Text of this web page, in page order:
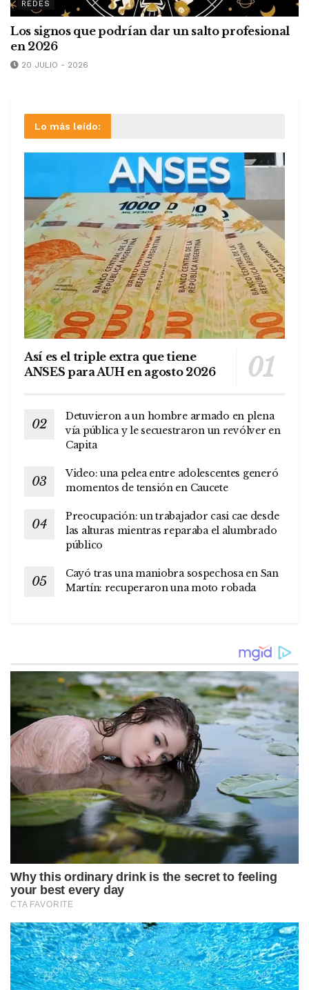
REDES
Los signos que podrían dar un salto profesional
en 2026
20 JULIO - 2026
Lo más leído:
Así es el triple extra que tiene
ANSES para AUH en agosto 2026
Detuvieron a un hombre armado en plena
vía pública y le secuestraron un revólver en
Capita
Video: una pelea entre adolescentes generó
momentos de tensión en Caucete
Preocupación: un trabajador casi cae desde
las alturas mientras reparaba el alumbrado
público
Cayó tras una maniobra sospechosa en San
Martín: recuperaron una moto robada